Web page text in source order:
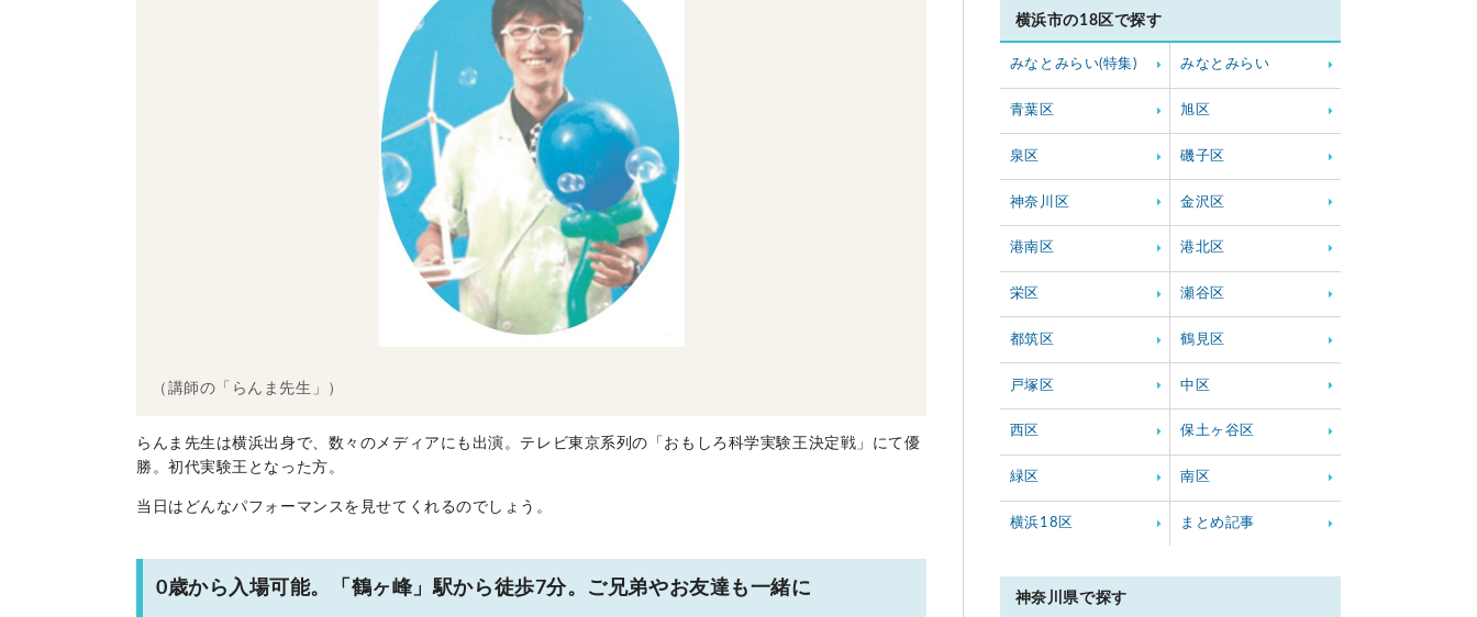
（講師の「らんま先生」）
らんま先生は横浜出身で、数々のメディアにも出演。テレビ東京系列の「おもしろ科学実験王決定戦」にて優
勝。初代実験王となった方。
当日はどんなパフォーマンスを見せてくれるのでしょう。
0歳から入場可能。「鶴ヶ峰」駅から徒歩7分。ご兄弟やお友達も一緒に
横浜市の18区で探す
みなとみらい(特集) みなとみらい
青葉区 旭区
泉区 磯子区
神奈川区 金沢区
港南区 港北区
栄区 瀬谷区
都筑区 鶴見区
戸塚区 中区
西区 保土ヶ谷区
緑区 南区
横浜18区 まとめ記事
神奈川県で探す